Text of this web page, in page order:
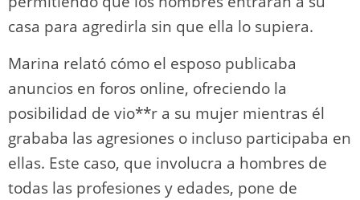
casa para agredirla sin que ella lo supiera.
Marina relató cómo el esposo publicaba
anuncios en foros online, ofreciendo la
posibilidad de vio**r a su mujer mientras él
grababa las agresiones o incluso participaba en
ellas. Este caso, que involucra a hombres de
todas las profesiones y edades, pone de